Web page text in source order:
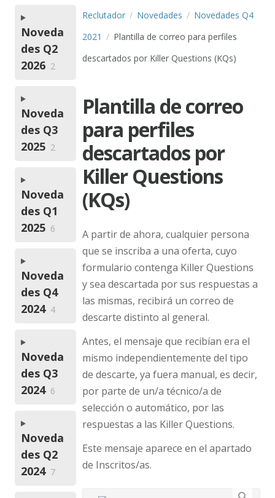
Reclutador
Novedades
Novedades Q4
2021
Plantilla de correo para perfiles
descartados por Killer Questions (KQs)
Plantilla de correo
para perfiles
descartados por
Killer Questions
(KQs)
A partir de ahora, cualquier persona
que se inscriba a una oferta, cuyo
formulario contenga Killer Questions
y sea descartada por sus respuestas a
las mismas, recibirá un correo de
descarte distinto al general.
Antes, el mensaje que recibían era el
mismo independientemente del tipo
de descarte, ya fuera manual, es decir,
por parte de un/a técnico/a de
selección o automático, por las
respuestas a las Killer Questions.
Este mensaje aparece en el apartado
de Inscritos/as.
Noveda
des Q2
2026 2
Noveda
des Q3
2025 2
Noveda
des Q1
2025 6
Noveda
des Q4
2024 4
Noveda
des Q3
2024 6
Noveda
des Q2
2024 7